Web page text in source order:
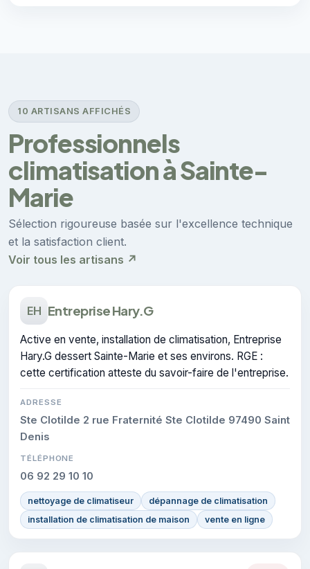
10 ARTISANS AFFICHÉS
Professionnels
climatisation à Sainte-
Marie
Sélection rigoureuse basée sur l'excellence technique
et la satisfaction client.
Voir tous les artisans ↗
EH Entreprise Hary.G
Active en vente, installation de climatisation, Entreprise
Hary.G dessert Sainte-Marie et ses environs. RGE :
cette certification atteste du savoir-faire de l'entreprise.
ADRESSE
Ste Clotilde 2 rue Fraternité Ste Clotilde 97490 Saint
Denis
TÉLÉPHONE
06 92 29 10 10
nettoyage de climatiseur
dépannage de climatisation
installation de climatisation de maison
vente en ligne